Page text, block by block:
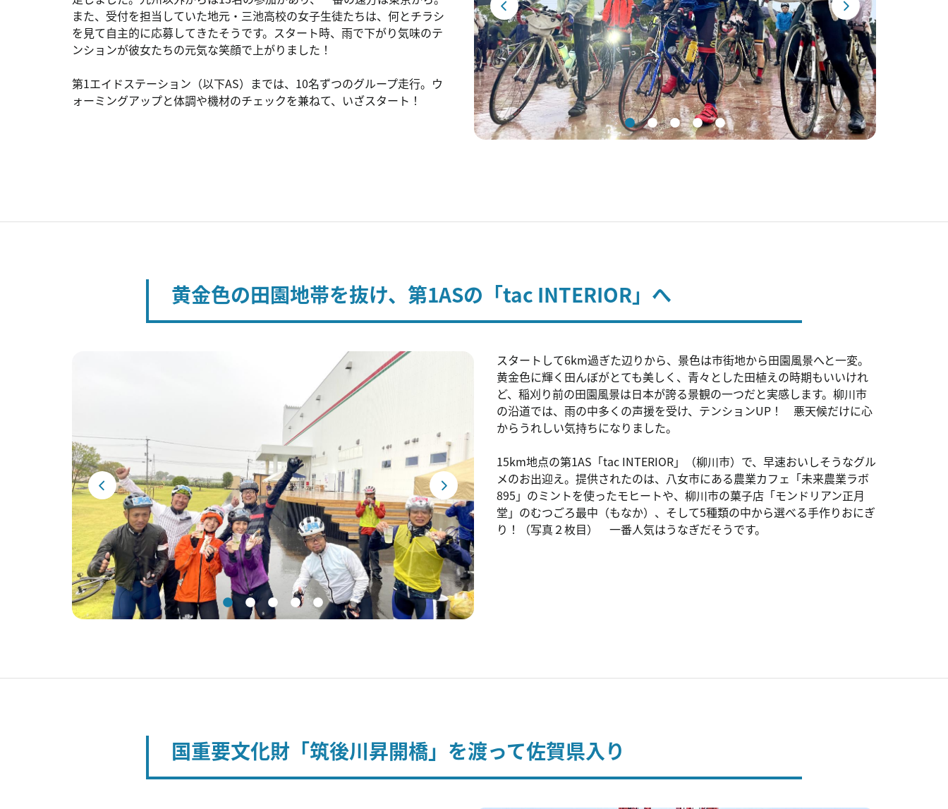
また、受付を担当していた地元・三池高校の女子生徒たちは、何とチラシ
を見て自主的に応募してきたそうです。スタート時、雨で下がり気味のテ
ンションが彼女たちの元気な笑顔で上がりました！
第1エイドステーション（以下AS）までは、10名ずつのグループ走行。ウ
ォーミングアップと体調や機材のチェックを兼ねて、いざスタート！
黄金色の田園地帯を抜け、第1ASの「tac INTERIOR」へ
スタートして6km過ぎた辺りから、景色は市街地から田園風景へと一変。
黄金色に輝く田んぼがとても美しく、青々とした田植えの時期もいいけれ
ど、稲刈り前の田園風景は日本が誇る景観の一つだと実感します。柳川市
の沿道では、雨の中多くの声援を受け、テンションUP！ 悪天候だけに心
からうれしい気持ちになりました。
15km地点の第1AS「tac INTERIOR」（柳川市）で、早速おいしそうなグル
メのお出迎え。提供されたのは、八女市にある農業カフェ「未来農業ラボ
895」のミントを使ったモヒートや、柳川市の菓子店「モンドリアン正月
堂」のむつごろ最中（もなか）、そして5種類の中から選べる手作りおにぎ
り！（写真２枚目） 一番人気はうなぎだそうです。
国重要文化財「筑後川昇開橋」を渡って佐賀県入り